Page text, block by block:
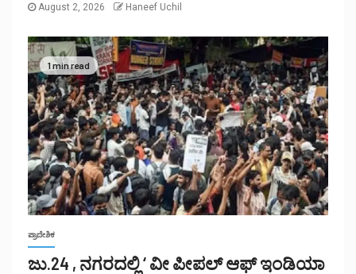
August 2, 2026 Haneef Uchil
1 min read
ಪ್ರಾದೇಶಿಕ
ಜು.24 , ನಗರದಲ್ಲಿ ‘ ವೀ ಪೀಪಲ್ ಆಫ್ ಇಂಡಿಯಾ